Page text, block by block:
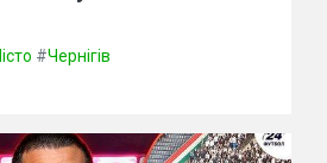
#Чернігів